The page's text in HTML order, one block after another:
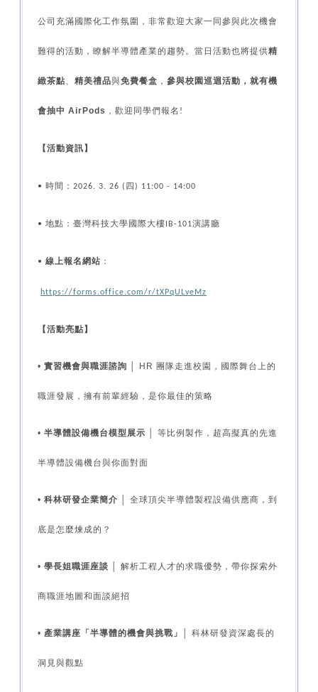
公司充滿國際化工作氛圍，非常歡迎大家一同參與此次機會
難得的活動，瞭解半導體產業的趨勢。當日活動也將提供精
緻茶點、 精美禮品與免費餐盒 ， 參與校園巡迴活動，就有機
會抽中 AirPods ，歡迎同學們報名 !
【活動資訊】
• 時間： 2026. 3. 26 ( 四 ) 11:00 - 14:00
• 地點：臺灣科技大學國際大樓 IB-101演講廳
• 線上報名網站 ：
https://forms.office.com/r/tXPqULveMz
【活動亮點】
• 實習機會與職涯諮詢 │ HR 團隊走進校園，國際舞台上的
職涯發展，擁有前輩經驗，是你最佳的策略
• 半導體設備機台模型展示 │ 等比例製作，超高擬真的先進
半導體設備機台與你面對面
• 科林研發企業簡介 │ 全球頂尖半導體製程設備供應商，到
底是怎麼煉成的？
• 學長姐職涯座談 │ 解析工程人才的求職優勢，帶你探索外
商職涯地圖和面談絕招
• 產業講座「半導體的機會與挑戰」 │ 科林研發資深處長的
洞見與觀點